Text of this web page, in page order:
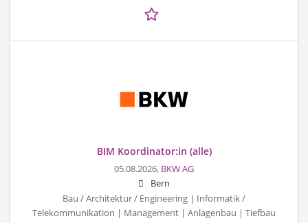
BIM Koordinator:in (alle)
05.08.2026, BKW AG
Bern
Bau / Architektur / Engineering | Informatik /
Telekommunikation | Management | Anlagenbau | Tiefbau